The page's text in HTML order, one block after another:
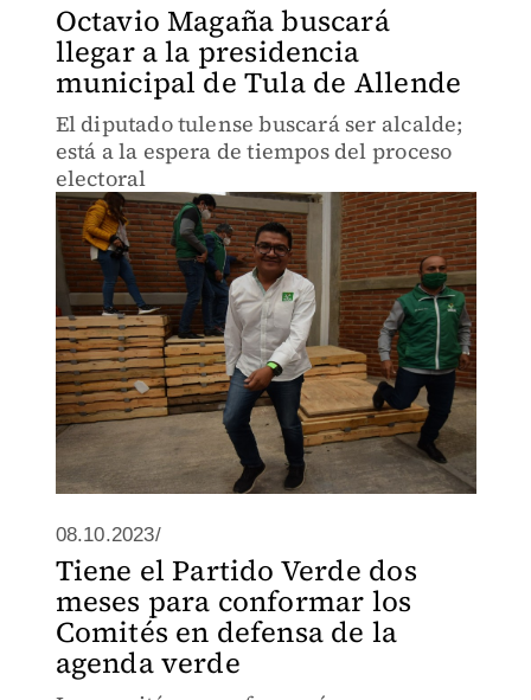
Octavio Magaña buscará
llegar a la presidencia
municipal de Tula de Allende
El diputado tulense buscará ser alcalde;
está a la espera de tiempos del proceso
electoral
08.10.2023/
Tiene el Partido Verde dos
meses para conformar los
Comités en defensa de la
agenda verde